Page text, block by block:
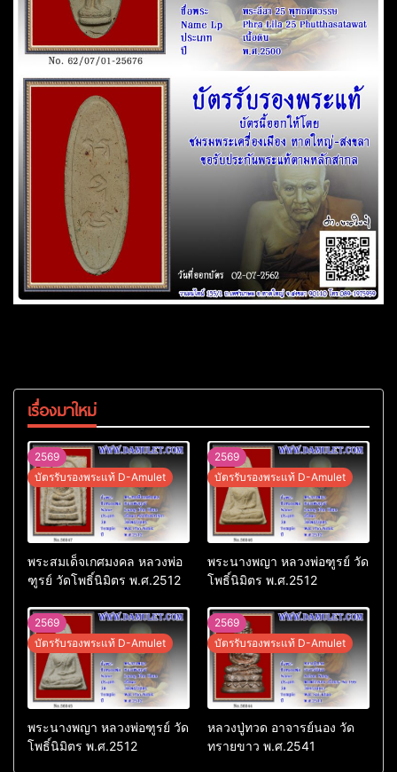
เรื่องมาใหม่
2569
บัตรรับรองพระแท้ D-Amulet
พระสมเด็จเกศมงคล หลวงพ่อ
ฑูรย์ วัดโพธิ์นิมิตร พ.ศ.2512
2569
บัตรรับรองพระแท้ D-Amulet
พระนางพญา หลวงพ่อฑูรย์ วัด
โพธิ์นิมิตร พ.ศ.2512
2569
บัตรรับรองพระแท้ D-Amulet
พระนางพญา หลวงพ่อฑูรย์ วัด
โพธิ์นิมิตร พ.ศ.2512
2569
บัตรรับรองพระแท้ D-Amulet
หลวงปู่ทวด อาจารย์นอง วัด
ทรายขาว พ.ศ.2541